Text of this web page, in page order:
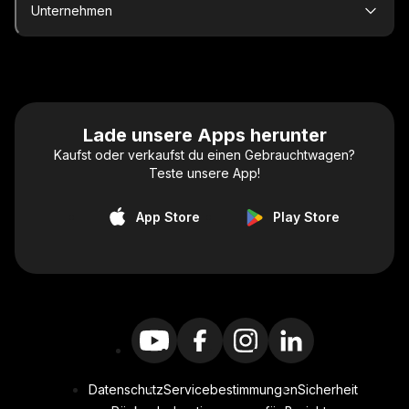
Unternehmen
Lade unsere Apps herunter
Kaufst oder verkaufst du einen Gebrauchtwagen?
Teste unsere App!
App Store Play Store
DatenschutzServicebestimmungenSicherheit